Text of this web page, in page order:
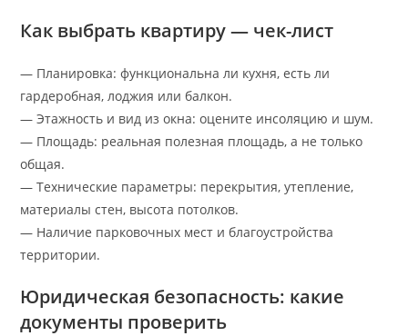
Как выбрать квартиру — чек-лист
— Планировка: функциональна ли кухня, есть ли
гардеробная, лоджия или балкон.
— Этажность и вид из окна: оцените инсоляцию и шум.
— Площадь: реальная полезная площадь, а не только
общая.
— Технические параметры: перекрытия, утепление,
материалы стен, высота потолков.
— Наличие парковочных мест и благоустройства
территории.
Юридическая безопасность: какие
документы проверить